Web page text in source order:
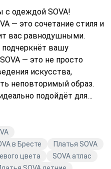
с одеждой SOVA!
— это сочетание стиля и
вас равнодушными.
подчеркнёт вашу
искусства,
неповторимый образ.
подойдёт для
свой гардероб
Закажите с
себе быть
в Бресте
Платья SOVA
цвета
SOVA атлас